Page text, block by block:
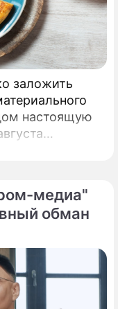
заложить
настоящую
матери
медиа"
обман